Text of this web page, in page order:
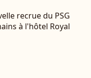
recrue du PSG
à l'hôtel Royal